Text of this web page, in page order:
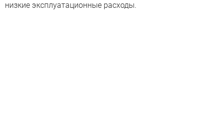
низкие эксплуатационные расходы.